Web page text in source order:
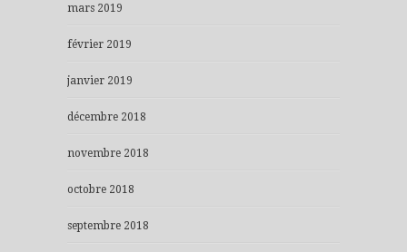
mars 2019
février 2019
janvier 2019
décembre 2018
novembre 2018
octobre 2018
septembre 2018